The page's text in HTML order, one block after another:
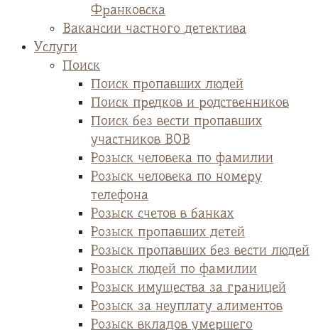
Франковска
Вакансии частного детектива
Услуги
Поиск
Поиск пропавших людей
Поиск предков и родственников
Поиск без вести пропавших
участников ВОВ
Розыск человека по фамилии
Розыск человека по номеру
телефона
Розыск счетов в банках
Розыск пропавших детей
Розыск пропавших без вести людей
Розыск людей по фамилии
Розыск имущества за границей
Розыск за неуплату алиментов
Розыск вкладов умершего